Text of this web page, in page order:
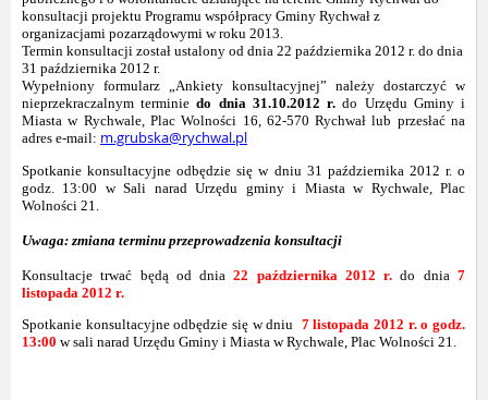
konsultacji projektu Programu współpracy Gminy Rychwał z
organizacjami pozarządowymi w roku 2013.
Termin konsultacji został ustalony od dnia 22 października 2012 r. do dnia
31 października 2012 r.
Wypełniony formularz „Ankiety konsultacyjnej” należy dostarczyć w
nieprzekraczalnym terminiedo dnia 31.10.2012 r. do Urzędu Gminy i
Miasta w Rychwale, Plac Wolności 16, 62-570 Rychwał lub przesłać na
adres e-mail: m.grubska@rychwal.pl
Spotkanie konsultacyjne odbędzie się w dniu 31 października 2012 r. o
godz. 13:00 w Sali narad Urzędu gminy i Miasta w Rychwale, Plac
Wolności 21.
Uwaga: zmiana terminu przeprowadzenia konsultacji
Konsultacje trwać będą od dnia22 października 2012 r. do dnia7
listopada 2012 r.
Spotkanie konsultacyjne odbędzie się w dniu 7 listopada 2012 r. o godz.
13:00 w sali narad Urzędu Gminy i Miasta w Rychwale, Plac Wolności 21.